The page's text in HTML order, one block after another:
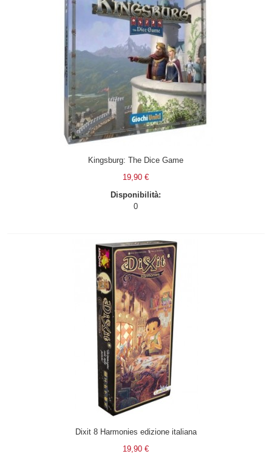
Kingsburg: The Dice Game
19,90 €
Disponibilità:
0
Dixit 8 Harmonies edizione italiana
19,90 €